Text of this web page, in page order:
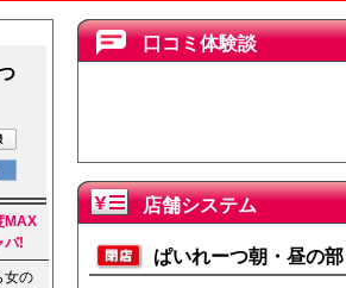
MAX
バ!
女の
口コミ体験談
店舗システム
ぱいれーつ朝・昼の部